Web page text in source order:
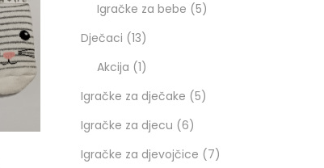
Igračke za bebe 5
Dječaci 13
Akcija 1
Igračke za dječake 5
Igračke za djecu 6
Igračke za djevojčice
7